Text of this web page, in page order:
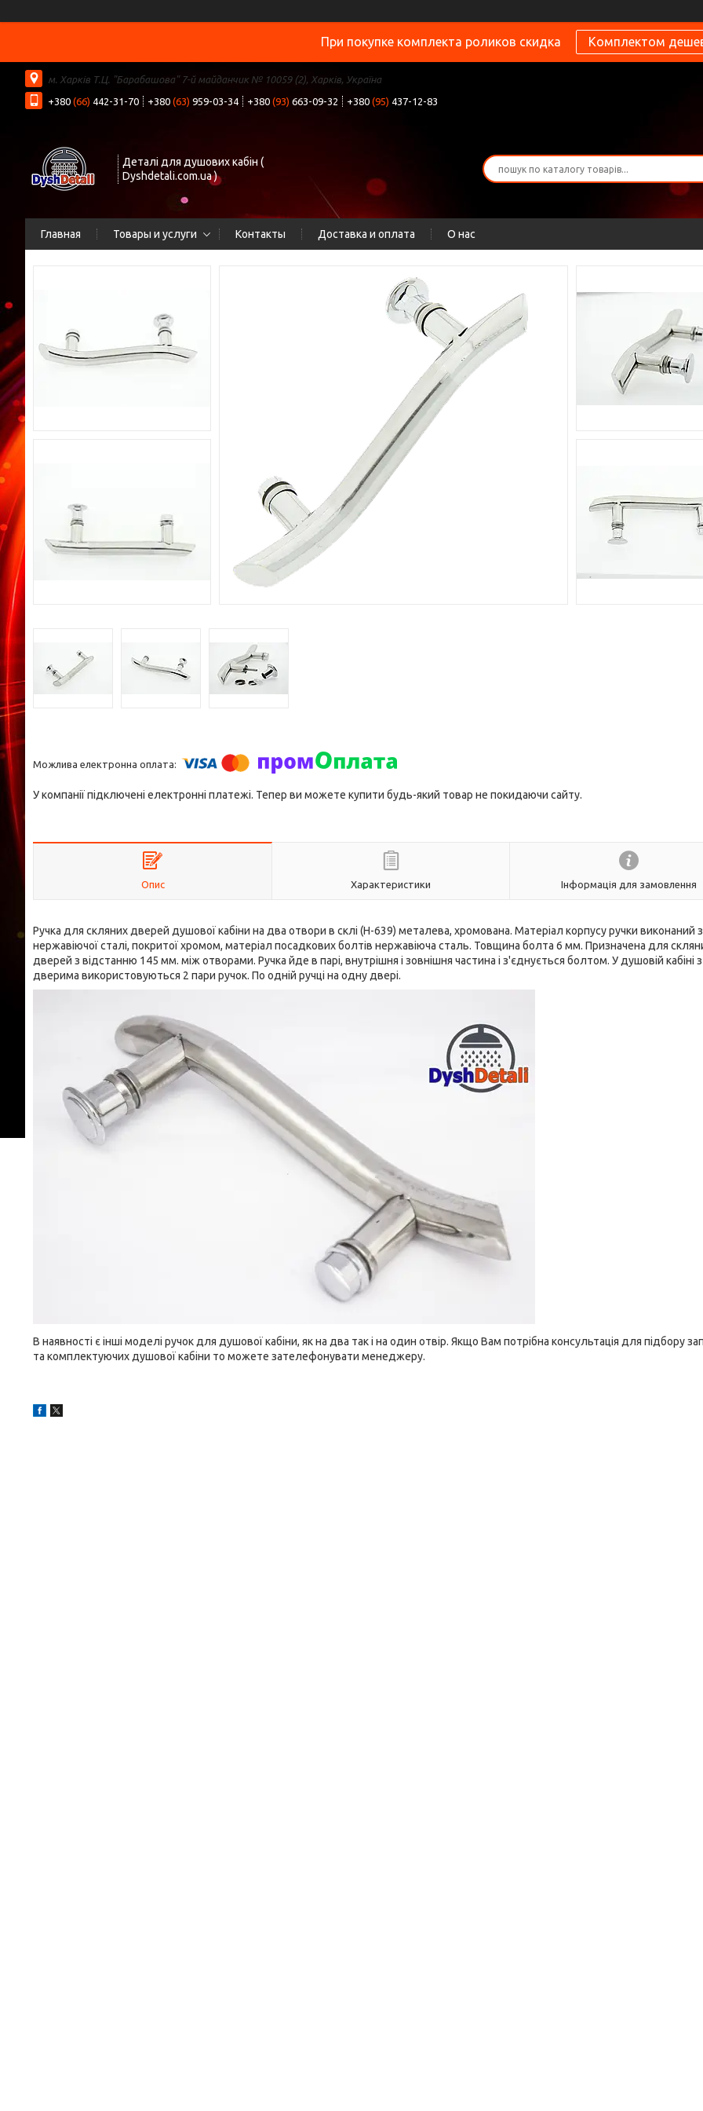
При покупке комплекта роликов скидка Комплектом
м. Харків Т.Ц. "Барабашова" 7-й майданчик № 10059 (2), Харків, Україна
+380 (66) 442-31-70 +380 (63) 959-03-34 +380 (93) 663-09-32 +380 (95) 437-12-83
Деталі для душових кабін (
Dyshdetali.com.ua )
Главная Товары и услуги Контакты Доставка и оплата О нас
У компанії підключені електронні платежі. Тепер ви можете купити будь-який товар не покидаючи сайту.
Опис Характеристики Інформація для замовлення
Ручка для скляних дверей душової кабіни на два отвори в склі (H-639) металева, хромована. Матеріал корпусу ручки виконаний з
нержавіючої сталі, покритої хромом, матеріал посадкових болтів нержавіюча сталь. Товщина болта 6 мм. Призначена для
дверей з відстанню 145 мм. між отворами. Ручка йде в парі, внутрішня і зовнішня частина і з'єднується болтом. У душовій кабіні
дверима використовуються 2 пари ручок. По одній ручці на одну двері.
В наявності є інші моделі ручок для душової кабіни, як на два так і на один отвір. Якщо Вам потрібна консультація для підбору
та комплектуючих душової кабіни то можете зателефонувати менеджеру.